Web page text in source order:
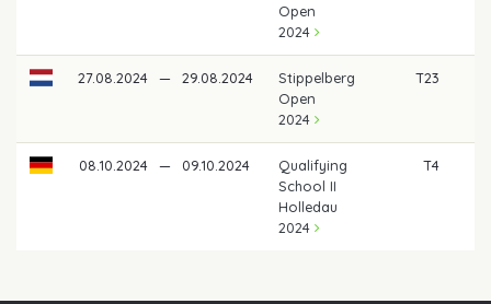
Open
2024
27.08.2024 — 29.08.2024
Stippelberg
Open
2024
T23
08.10.2024 — 09.10.2024
Qualifying
School II
Holledau
2024
T4